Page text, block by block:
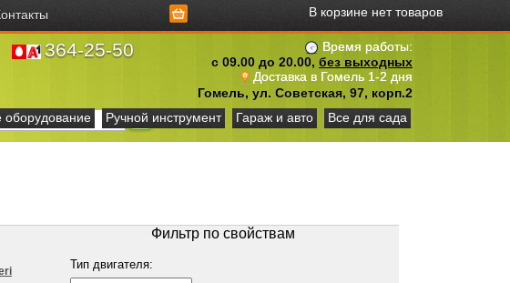
В корзине нет товаров
Время работы:
с 09.00 до 20.00, без выходных
Доставка в Гомель 1-2 дня
Гомель, ул. Советская, 97, корп.2
364-25-50
оборудование Ручной инструмент Гараж и авто Все для сада
Фильтр по свойствам
Тип двигателя: